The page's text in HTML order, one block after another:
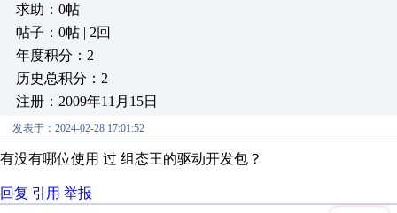
求助：0帖
帖子：0帖 | 2回
年度积分：2
历史总积分：2
注册：2009年11月15日
发表于：2024-02-28 17:01:52
有没有哪位使用 过 组态王的驱动开发包？
回复 引用 举报